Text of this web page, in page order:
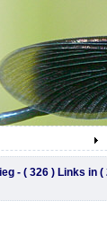
- ( 326 ) Links in